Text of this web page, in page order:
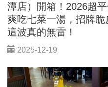
潭店）開箱！2026超
爽吃七菜一湯，招牌脆
這波真的無雷！
2025-12-19